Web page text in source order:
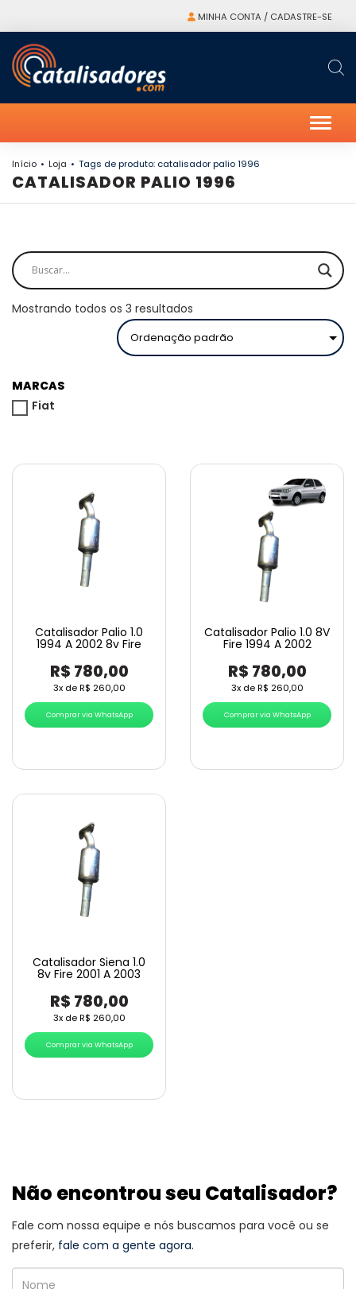
MINHA CONTA / CADASTRE-SE
Início Loja Tags de produto: catalisador palio 1996
CATALISADOR PALIO 1996
Mostrando todos os 3 resultados
MARCAS
Fiat
Catalisador Palio 1.0
1994 A 2002 8v Fire
R$ 780,00
3x deR$ 260,00
Comprar via WhatsApp
Catalisador Palio 1.0 8V
Fire 1994 A 2002
R$ 780,00
3x deR$ 260,00
Comprar via WhatsApp
Catalisador Siena 1.0
8v Fire 2001 A 2003
R$ 780,00
3x deR$ 260,00
Comprar via WhatsApp
Não encontrou seu Catalisador?
Fale com nossa equipe e nós buscamos para você ou se
preferir, fale com a gente agora.